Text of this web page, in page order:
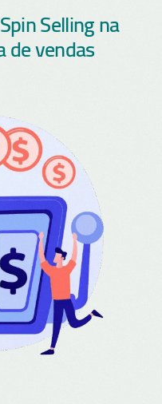
Selling na
de vendas